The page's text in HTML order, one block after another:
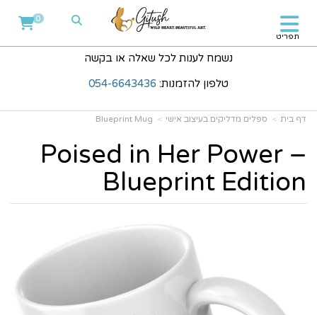
נשמח לענות לכל שאלה או בקשה
טלפון להזמנות: 054-6643436
תפריט
0
דף בית ספלים מדליקים בעיצוב אישי Blueprint Mug
Poised in Her Power –
Blueprint Edition